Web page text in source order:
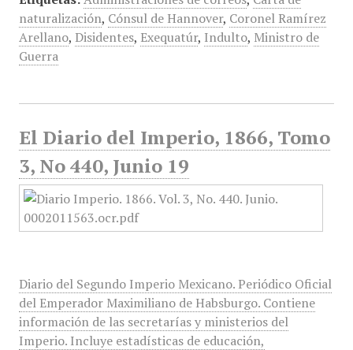
naturalización, Cónsul de Hannover, Coronel Ramírez
Arellano, Disidentes, Exequatúr, Indulto, Ministro de
Guerra
El Diario del Imperio, 1866, Tomo
3, No 440, Junio 19
Diario del Segundo Imperio Mexicano. Periódico Oficial
del Emperador Maximiliano de Habsburgo. Contiene
información de las secretarías y ministerios del
Imperio. Incluye estadísticas de educación,